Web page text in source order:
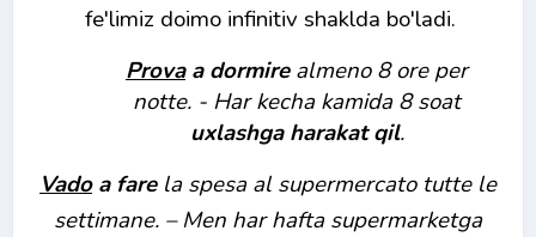
fe'limiz doimo infinitiv shaklda bo'ladi.
Provaa dormirealmeno 8 ore per
notte. - Har kecha kamida 8 soat
uxlashga harakat qil.
Vadoa farela spesa al supermercato tutte le
settimane. –Men har hafta supermarketga